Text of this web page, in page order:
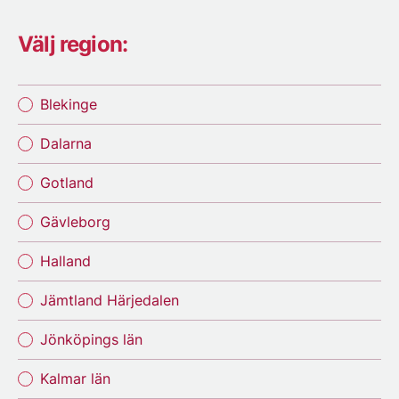
Välj region:
Blekinge
Dalarna
Gotland
Gävleborg
Halland
Jämtland Härjedalen
Jönköpings län
Kalmar län